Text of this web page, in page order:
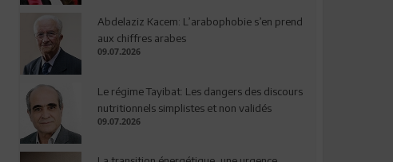
Abdelaziz Kacem: L’arabophobie s’en prend
aux chiffres arabes
09.07.2026
Le régime Tayibat: Les dangers des discours
nutritionnels simplistes et non validés
09.07.2026